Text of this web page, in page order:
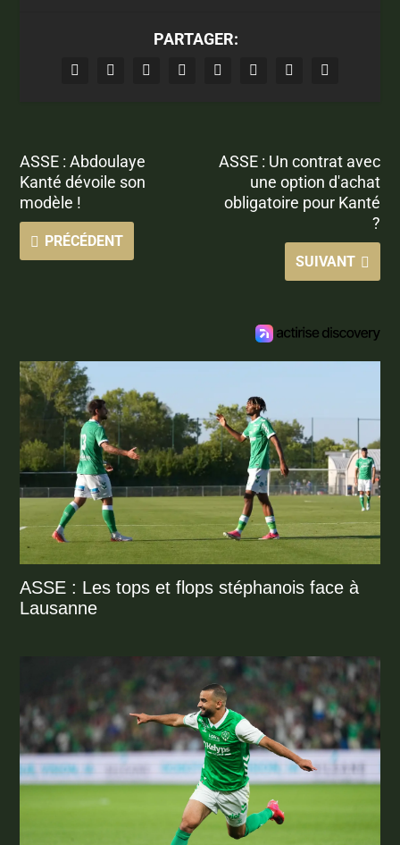
PARTAGER:
ASSE : Abdoulaye
Kanté dévoile son
modèle !
PRÉCÉDENT
ASSE : Un contrat avec
une option d'achat
obligatoire pour Kanté
?
SUIVANT
ASSE : Les tops et flops stéphanois face à
Lausanne